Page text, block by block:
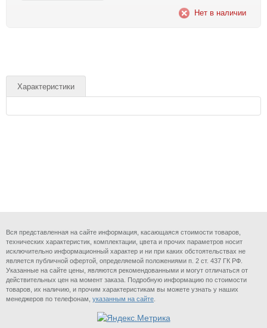
Нет в наличии
Характеристики
Вся представленная на сайте информация, касающаяся стоимости товаров,
технических характеристик, комплектации, цвета и прочих параметров носит
исключительно информационный характер и ни при каких обстоятельствах не
является публичной офертой, определяемой положениями п. 2 ст. 437 ГК РФ.
Указанные на сайте цены, являются рекомендованными и могут отличаться от
действительных цен на момент заказа. Подробную информацию по стоимости
товаров, их наличию, и прочим характеристикам вы можете узнать у наших
менеджеров по телефонам, указанным на сайте